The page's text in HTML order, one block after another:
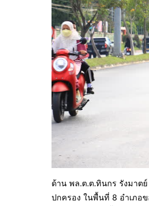
ด้าน พล.ต.ต.ทินกร รังมาตย์
ปกครอง ในพื้นที่ 8 อำเภอ